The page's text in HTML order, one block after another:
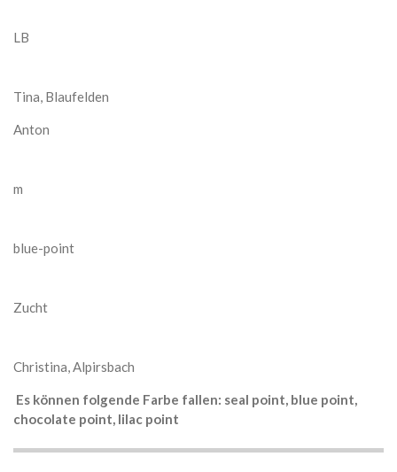
LB
Tina, Blaufelden
Anton
m
blue-point
Zucht
Christina, Alpirsbach
Es können folgende Farbe fallen: seal point, blue point,
chocolate point, lilac point